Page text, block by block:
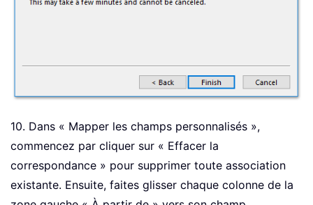
10. Dans « Mapper les champs personnalisés »,
commencez par cliquer sur « Effacer la
correspondance » pour supprimer toute association
existante. Ensuite, faites glisser chaque colonne de la